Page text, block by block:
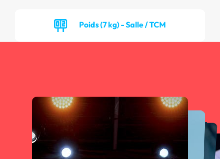
Poids (7 kg) - Salle / TCM